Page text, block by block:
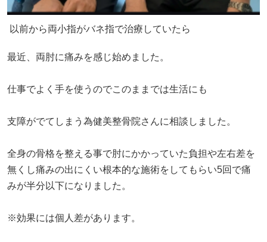
以前から両小指がバネ指で治療していたら
最近、両肘に痛みを感じ始めました。
仕事でよく手を使うのでこのままでは生活にも
支障がでてしまう為健美整骨院さんに相談しました。
全身の骨格を整える事で肘にかかっていた負担や左右差を
無くし痛みの出にくい根本的な施術をしてもらい5回で痛
みが半分以下になりました。
※効果には個人差があります。